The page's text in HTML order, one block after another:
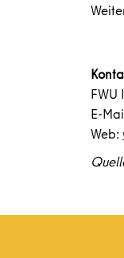
FWU
E-
Web: